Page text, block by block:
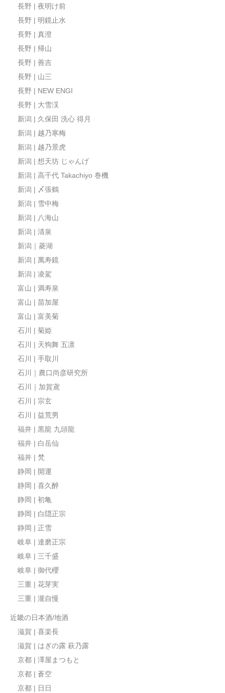
長野 | 夜明け前
長野 | 明鏡止水
長野 | 真澄
長野 | 帰山
長野 | 善吉
長野 | 山三
長野 | NEW ENGI
長野 | 大雪渓
新潟 | 久保田 洗心 得月
新潟 | 越乃寒梅
新潟 | 越乃景虎
新潟 | 想天坊 じゃんげ
新潟 | 高千代 Takachiyo 巻機
新潟 | 〆張鶴
新潟 | 雪中梅
新潟 | 八海山
新潟 | 清泉
新潟｜菱湖
新潟 | 萬寿鏡
新潟 | 凌駕
富山 | 満寿泉
富山 | 苗加屋
富山 | 富美菊
石川 | 菊姫
石川 | 天狗舞 五凛
石川 | 手取川
石川｜農口尚彦研究所
石川｜加賀鳶
石川 | 宗玄
石川 | 益荒男
福井 | 黒龍 九頭龍
福井 | 白岳仙
福井 | 梵
静岡 | 開運
静岡 | 喜久醉
静岡 | 初亀
静岡 | 白隠正宗
静岡 | 正雪
岐阜 | 達磨正宗
岐阜 | 三千盛
岐阜 | 御代櫻
三重 | 花芽実
三重 | 瀧自慢
近畿の日本酒/地酒
滋賀 | 喜楽長
滋賀 | はぎの露 萩乃露
京都 | 澤屋まつもと
京都 | 蒼空
京都 | 日日